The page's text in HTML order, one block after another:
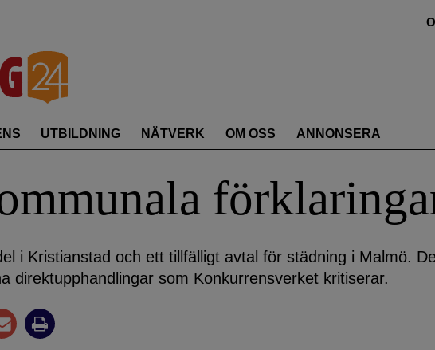
UTBILDNING NÄTVERK OM OSS ANNONSERA
i Kristianstad och ett tillfälligt avtal för städning i Malmö.
direktupphandlingar som Konkurrensverket kritiserar.